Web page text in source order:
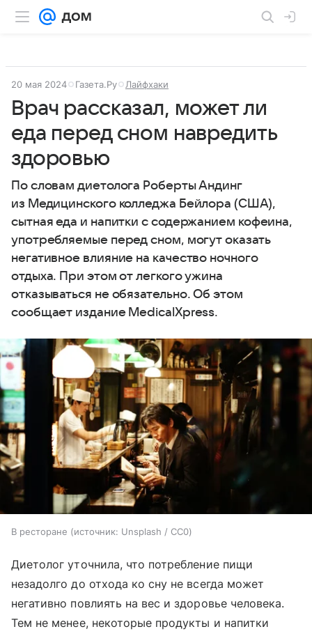
20 мая 2024 Газета.Ру Лайфхаки
Врач рассказал, может ли
еда перед сном навредить
здоровью
По словам диетолога Роберты Андинг
из Медицинского колледжа Бейлора (США),
сытная еда и напитки с содержанием кофеина,
употребляемые перед сном, могут оказать
негативное влияние на качество ночного
отдыха. При этом от легкого ужина
отказываться не обязательно. Об этом
сообщает издание MedicalXpress.
В ресторане источник: Unsplash / CC0
Диетолог уточнила, что потребление пищи
незадолго до отхода ко сну не всегда может
негативно повлиять на вес и здоровье человека.
Тем не менее, некоторые продукты и напитки